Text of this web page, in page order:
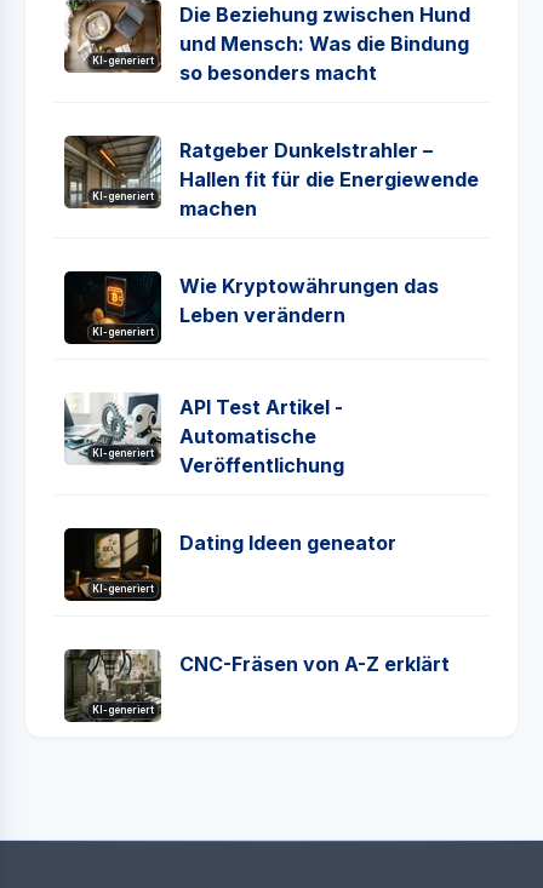
KI-generiert
Die Beziehung zwischen Hund
und Mensch: Was die Bindung
so besonders macht
KI-generiert
Ratgeber Dunkelstrahler –
Hallen fit für die Energiewende
machen
KI-generiert
Wie Kryptowährungen das
Leben verändern
KI-generiert
API Test Artikel -
Automatische
Veröffentlichung
KI-generiert
Dating Ideen geneator
KI-generiert
CNC-Fräsen von A-Z erklärt